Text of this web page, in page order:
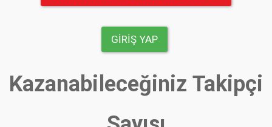
GIRIŞ YAP
Kazanabileceğiniz Takipçi